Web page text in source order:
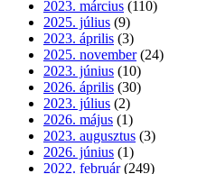
2023. március (110)
2025. július (9)
2023. április (3)
2025. november (24)
2023. június (10)
2026. április (30)
2023. július (2)
2026. május (1)
2023. augusztus (3)
2026. június (1)
2022. február (249)